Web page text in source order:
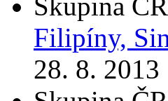
Filipíny,
28. 8. 2013